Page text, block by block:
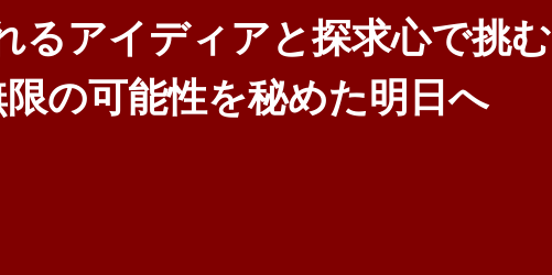
るアイディ ア と探求心で挑む
限の可能性を秘めた明 日へ